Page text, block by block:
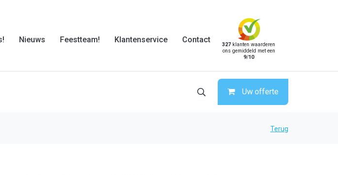
Nieuws Feestteam! Klantenservice Contact
327 klanten waarderen
ons gemiddeld met een
9/10
Uw offerte
Terug